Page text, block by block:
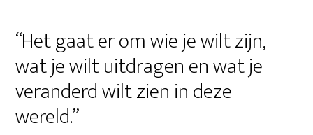
“Het gaat er om wie je wilt zijn,
wat je wilt uitdragen en wat je
veranderd wilt zien in deze
wereld.”